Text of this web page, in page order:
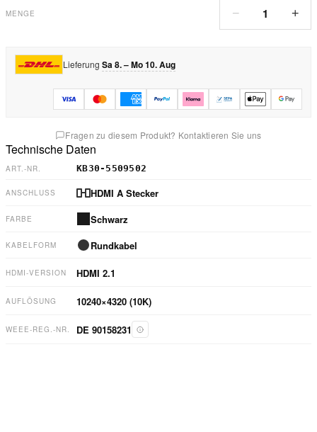
MENGE − 1 +
Lieferung Sa 8. – Mo 10. Aug
Fragen zu diesem Produkt? Kontaktieren Sie uns
Technische Daten
ART.-NR. KB30-5509502
ANSCHLUSS HDMI A Stecker
FARBE Schwarz
KABELFORM Rundkabel
HDMI-VERSION HDMI 2.1
AUFLÖSUNG 10240×4320 (10K)
WEEE-REG.-NR. DE 90158231